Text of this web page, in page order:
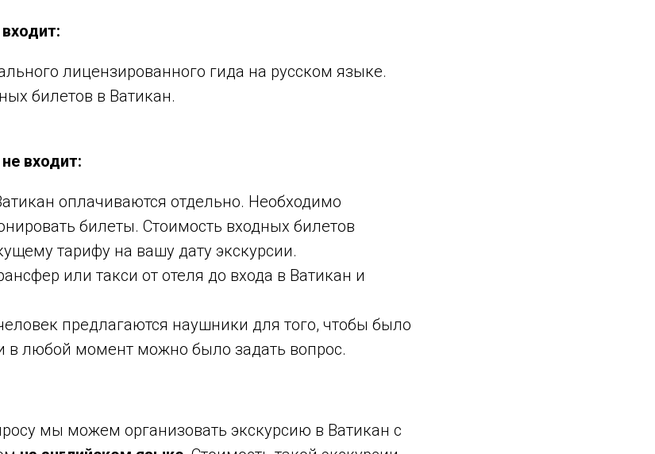
лицензированного гида на русском языке.
билетов в Ватикан.
входит:
оплачиваются отдельно. Необходимо
билеты. Стоимость входных билетов
тарифу на вашу дату экскурсии.
или такси от отеля до входа в Ватикан и
предлагаются наушники для того, чтобы было
в любой момент можно было задать вопрос.
мы можем организовать экскурсию в Ватикан с